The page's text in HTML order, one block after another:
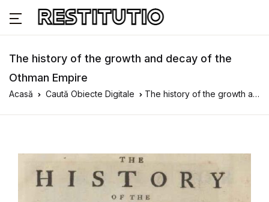
The history of the growth and decay of the
Othman Empire
Acasă Caută Obiecte Digitale The history of the growth and decay of the Othman Empire